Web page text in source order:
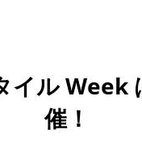
イル Week
催！